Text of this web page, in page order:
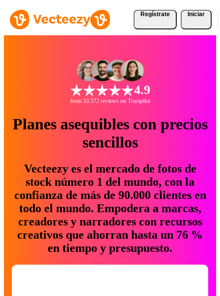
Regístrate Iniciar
4.9
from 33.572 reviews on Trustpilot
Planes asequibles con precios
sencillos
Vecteezy es el mercado de fotos de
stock número 1 del mundo, con la
confianza de más de 90.000 clientes en
todo el mundo. Empodera a marcas,
creadores y narradores con recursos
creativos que ahorran hasta un 76 %
en tiempo y presupuesto.